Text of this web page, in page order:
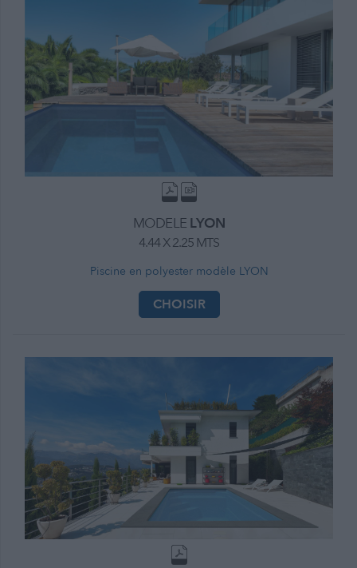
MODELE LYON
4.44 X 2.25 MTS
Piscine en polyester modèle LYON
CHOISIR